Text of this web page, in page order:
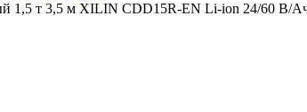
1,5 т 3,5 м XILIN CDD15R-EN Li-ion 24/60 В/